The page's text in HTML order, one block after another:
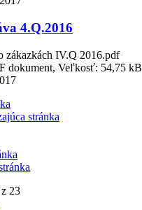
4.Q.2016
zákazkách IV.Q 2016.pdf
dokument, Veľkosť: 54,75 kB
stránka
z 23